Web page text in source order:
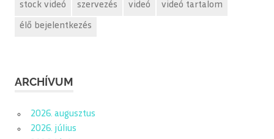
stock videó szervezés videó videó tartalom
élő bejelentkezés
ARCHÍVUM
2026. augusztus
2026. július